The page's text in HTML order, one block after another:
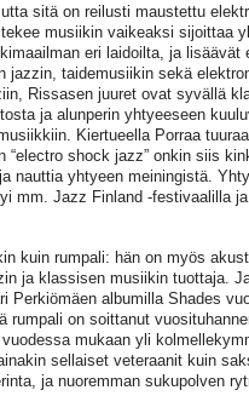
sitä on reilusti maustettu
musiikin vaikeaksi sijoittaa
eri laidoilta, ja lisäävät
taidemusiikin sekä
Rissasen juuret ovat syvällä
ja alunperin yhtyeeseen
Kiertueella Porraa
shock jazz” onkin siis
nauttia yhtyeen meiningistä.
mm. Jazz Finland -festivaalilla
kuin rumpali: hän on myös
ja klassisen musiikin tuottaja.
Perkiömäen albumilla Shades
on soittanut
mukaan yli
sellaiset veteraanit kuin
ja nuoremman sukupolven